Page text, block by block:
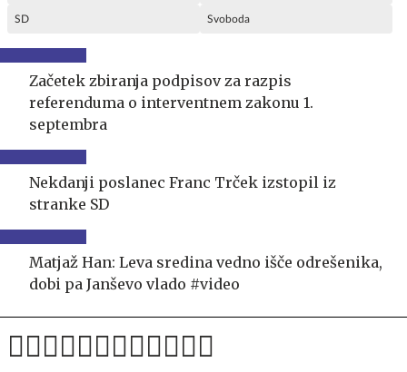
SD Svoboda
Začetek zbiranja podpisov za razpis
referenduma o interventnem zakonu 1.
septembra
Nekdanji poslanec Franc Trček izstopil iz
stranke SD
Matjaž Han: Leva sredina vedno išče odrešenika,
dobi pa Janševo vlado #video